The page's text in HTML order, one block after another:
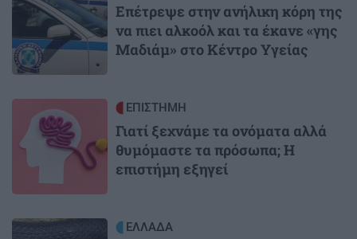
Επέτρεψε στην ανήλικη κόρη της
να πιει αλκοόλ και τα έκανε «γης
Μαδιάμ» στο Κέντρο Υγείας
Image ΕΠΙΣΤΗΜΗ
Γιατί ξεχνάμε τα ονόματα αλλά
θυμόμαστε τα πρόσωπα; Η
επιστήμη εξηγεί
Image ΕΛΛΑΔΑ